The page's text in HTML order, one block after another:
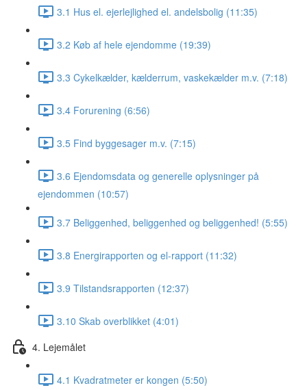
3.1 Hus el. ejerlejlighed el. andelsbolig (11:35)
3.2 Køb af hele ejendomme (19:39)
3.3 Cykelkælder, kælderrum, vaskekælder m.v. (7:18)
3.4 Forurening (6:56)
3.5 Find byggesager m.v. (7:15)
3.6 Ejendomsdata og generelle oplysninger på
ejendommen (10:57)
3.7 Beliggenhed, beliggenhed og beliggenhed! (5:55)
3.8 Energirapporten og el-rapport (11:32)
3.9 Tilstandsrapporten (12:37)
3.10 Skab overblikket (4:01)
4. Lejemålet
4.1 Kvadratmeter er kongen (5:50)